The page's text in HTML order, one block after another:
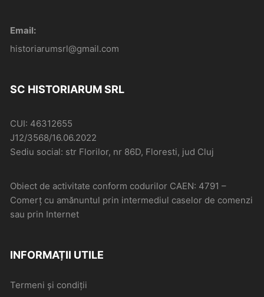
Email:
historiarumsrl@gmail.com
SC HISTORIARUM SRL
CUI: 46312655
J12/3568/16.06.2022
Sediu social: str Florilor, nr 86D, Floresti, jud Cluj
Obiect de activitate conform codurilor CAEN: 4791 –
Comerţ cu amănuntul prin intermediul caselor de comenzi
sau prin Internet
INFORMAȚII UTILE
Termeni și condiții